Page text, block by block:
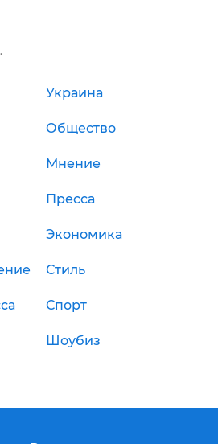
Украина
Общество
Мнение
Пресса
Экономика
Стиль
Спорт
Шоубиз